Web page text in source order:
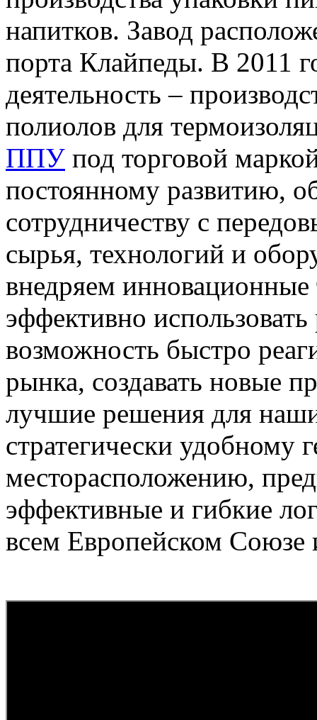
напитков. Завод
порта Клайпеды. В 2011
деятельность –
полиолов для
ППУ под торговой
постоянному развитию,
сотрудничеству с
сырья, технологий и
внедряем
эффективно
возможность быстро
рынка, создавать новые
лучшие решения для
стратегически удобному
месторасположению,
эффективные и гибкие
всем Европейском Союзе